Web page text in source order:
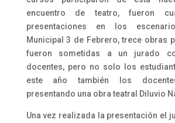
encuentro de teatro, fueron
presentaciones en los
Municipal 3 de Febrero, trece obras
fueron sometidas a un jurado
docentes, pero no solo los
este año también los
presentando una obra teatral Diluvio
Una vez realizada la presentación el